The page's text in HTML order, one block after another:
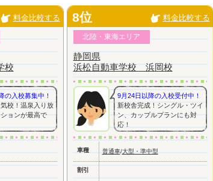
料金比較する
校
の入校募集中！
校！温泉入り放
ョンが最高で
8位 料金比較する
北陸・東海エリア
静岡県
浜松自動車学校 浜岡校
9月24日以降の入校受付中！
新校舎完成！シングル・ツイ
ン、カップルプランにも対
応！
車種 普通車/大型・準中型
割引